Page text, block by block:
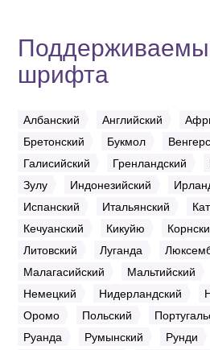
шрифта
Албанский Английский
Бретонский
Букмол
Галисийский
Гренландский
Зулу
Индонезийский
Испанский
Итальянский
Кечуанский
Кикуйю
Литовский
Луганда
Малагасийский
Мальтийский
Немецкий
Нидерландский
Оромо
Польский
Руанда
Румынский Рунди